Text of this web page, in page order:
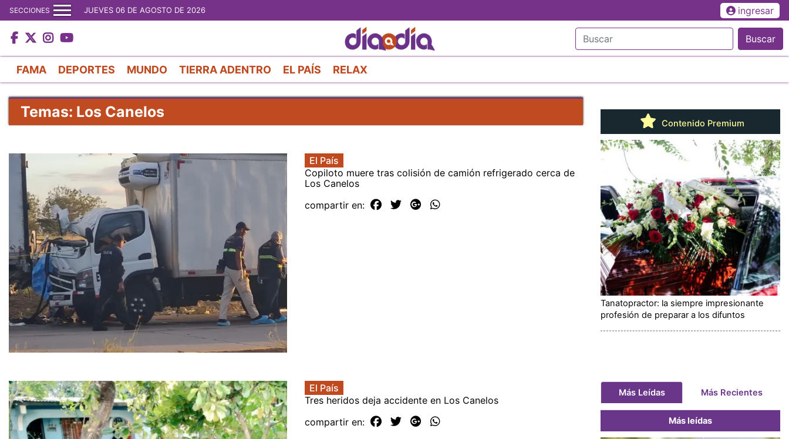
al
contenido
principal
SECCIONES JUEVES 06 DE AGOSTO DE 2026 ingresar
Buscar
FAMA DEPORTES MUNDO TIERRA ADENTRO EL PAÍS RELAX
Temas: Los Canelos
El País
Copiloto muere tras colisión de camión refrigerado cerca de
Los Canelos
compartir en:
El País
Tres heridos deja accidente en Los Canelos
compartir en:
Contenido Premium
Tanatopractor: la siempre impresionante
profesión de preparar a los difuntos
Más Leídas Más Recientes
Más leídas